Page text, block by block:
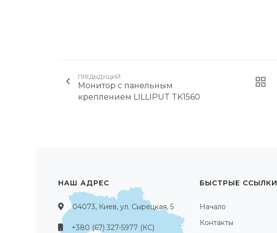
ПРЕДЫДУЩИЙ
Монитор с панельным
креплением LILLIPUT TK1560
НАШ АДРЕС
04073, Киев, ул. Сырецкая, 5
+380 (67) 327-5977 (КС)
БЫСТРЫЕ ССЫЛКИ
Начало
Контакты